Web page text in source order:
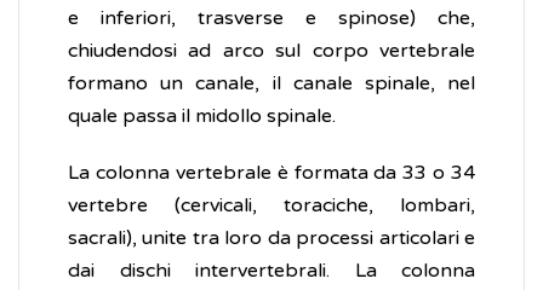
e inferiori, trasverse e spinose) che,
chiudendosi ad arco sul corpo vertebrale
formano un canale, il canale spinale, nel
quale passa il midollo spinale.
La colonna vertebrale è formata da 33 o 34
vertebre (cervicali, toraciche, lombari,
sacrali), unite tra loro da processi articolari e
dai dischi intervertebrali. La colonna